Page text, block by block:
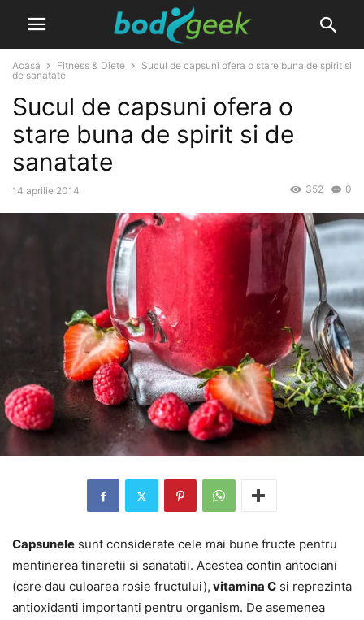
Acasă Fitness & Diete
Sucul de capsuni ofera o stare buna de spirit si
de sanatate
Sucul de capsuni ofera o
stare buna de spirit si de
sanatate
14 aprilie 2014 0
352
Capsunele sunt considerate cele mai bune fructe pentru
mentinerea tineretii si sanatatii. Acestea contin antociani
(care dau culoarea rosie fructului), vitamina C si reprezinta
antioxidanti importanti pentru organism. De asemenea